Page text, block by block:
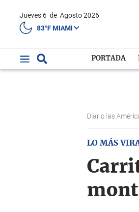
Jueves 6 de Agosto 2026
83°F MIAMI
PORTADA
Diario las
LO MÁS